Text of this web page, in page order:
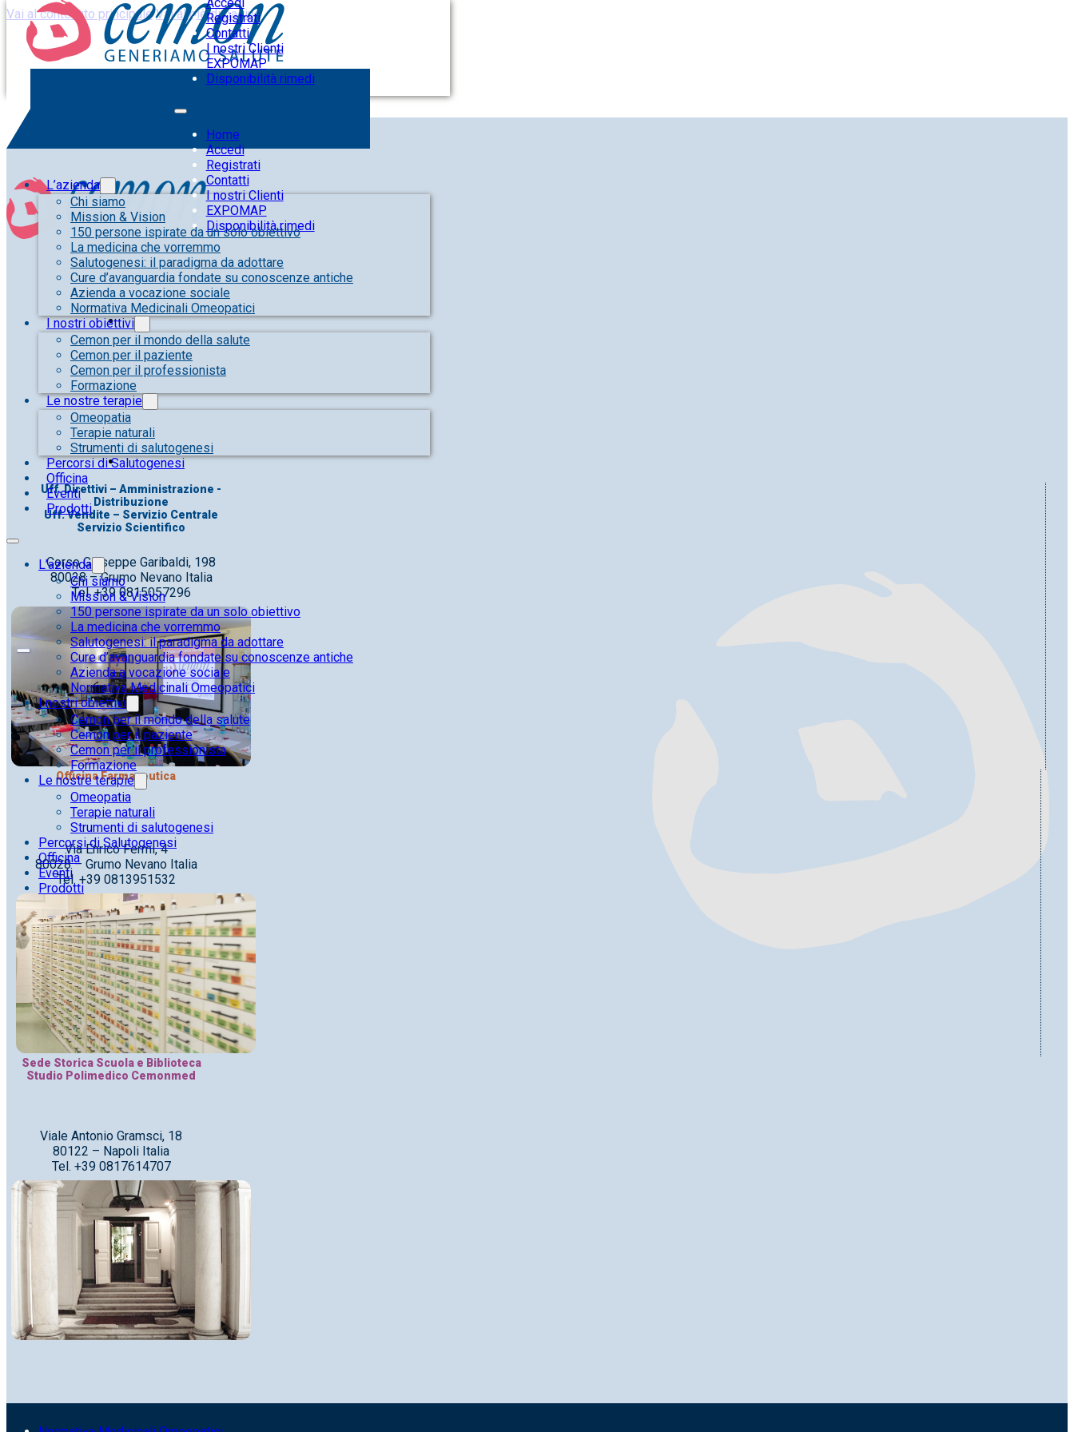
Vai al contenuto principale Vai al piè di pagina
Registrati
Contatti
I nostri Clienti
EXPOMAP
Disponibilità rimedi
Home
Accedi
Registrati
Contatti
I nostri Clienti
EXPOMAP
Disponibilità rimedi
L’azienda
Chi siamo
Mission & Vision
150 persone ispirate da un solo obiettivo
La medicina che vorremmo
Salutogenesi: il paradigma da adottare
Cure d’avanguardia fondate su conoscenze antiche
Azienda a vocazione sociale
Normativa Medicinali Omeopatici
I nostri obiettivi
Cemon per il mondo della salute
Cemon per il paziente
Cemon per il professionista
Formazione
Le nostre terapie
Omeopatia
Terapie naturali
Strumenti di salutogenesi
Percorsi di Salutogenesi
Officina
Eventi
Prodotti
L’azienda
Chi siamo
Mission & Vision
150 persone ispirate da un solo obiettivo
La medicina che vorremmo
Salutogenesi: il paradigma da adottare
Cure d’avanguardia fondate su conoscenze antiche
Azienda a vocazione sociale
Normativa Medicinali Omeopatici
I nostri obiettivi
Cemon per il mondo della salute
Cemon per il paziente
Cemon per il professionista
Formazione
Le nostre terapie
Omeopatia
Terapie naturali
Strumenti di salutogenesi
Percorsi di Salutogenesi
Officina
Eventi
Prodotti
Uff. Direttivi – Amministrazione -
Distribuzione
Uff. Vendite – Servizio Centrale
Servizio Scientifico
Corso Giuseppe Garibaldi, 198
80028 – Grumo Nevano Italia
Tel. +39 0815057296
Officina Farmaceutica
Via Enrico Fermi, 4
80028 – Grumo Nevano Italia
Tel. +39 0813951532
Sede Storica Scuola e Biblioteca
Studio Polimedico Cemonmed
Viale Antonio Gramsci, 18
80122 – Napoli Italia
Tel. +39 0817614707